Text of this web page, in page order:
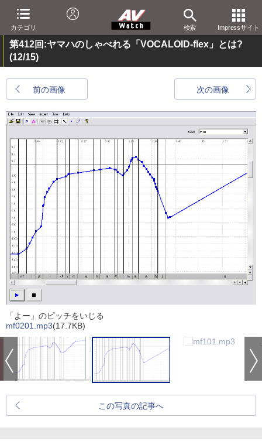
カテゴリ 検索 Impressサイト
第412回:ヤマハのしゃべれる「VOCALOID-flex」とは?
(12/15)
前の画像 次の画像
「よー」のピッチをいじる
mf0201.mp3(17.7KB)
この写真の記事へ